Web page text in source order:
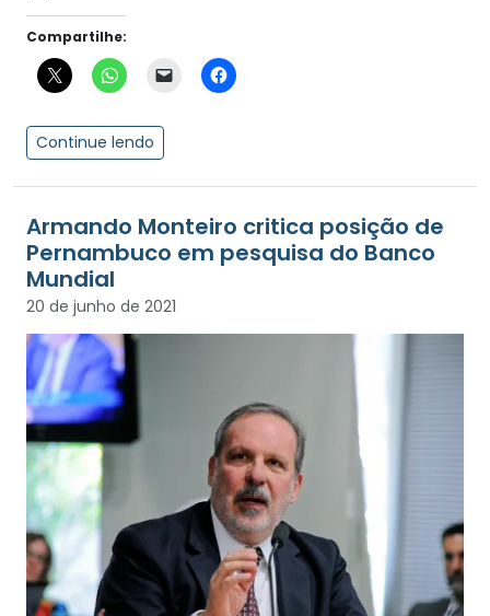
Compartilhe:
Continue lendo
Armando Monteiro critica posição de
Pernambuco em pesquisa do Banco
Mundial
20 de junho de 2021